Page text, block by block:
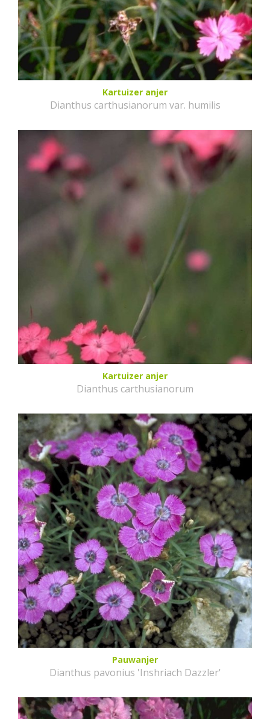
Kartuizer anjer
Dianthus carthusianorum var. humilis
Kartuizer anjer
Dianthus carthusianorum
Pauwanjer
Dianthus pavonius 'Inshriach Dazzler'